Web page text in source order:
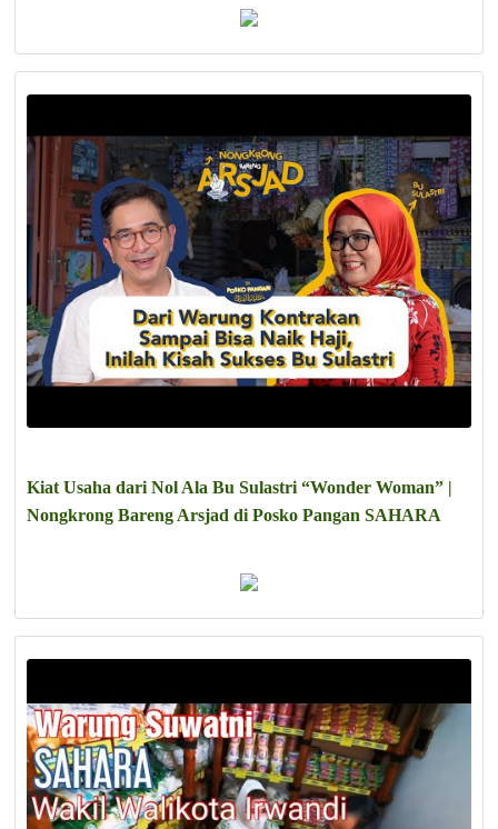
Kiat Usaha dari Nol Ala Bu Sulastri “Wonder Woman” |
Nongkrong Bareng Arsjad di Posko Pangan SAHARA